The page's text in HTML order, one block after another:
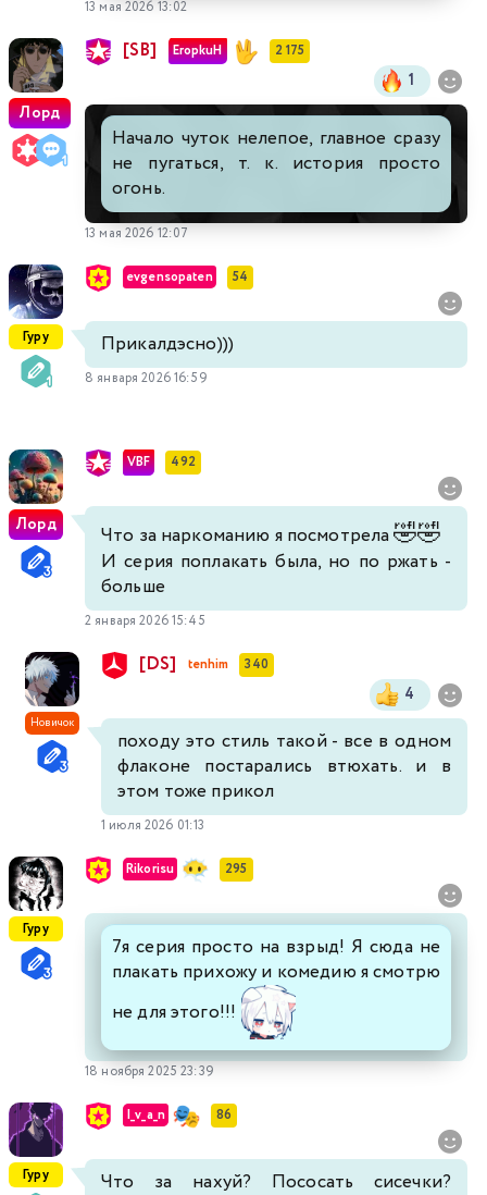
13 мая 2026 13:02
Лорд
[SB] EropkuH 2 175
1
Начало чуток нелепое, главное сразу
не пугаться, т. к. история просто
огонь.
13 мая 2026 12:07
Гуру
evgensopaten 54
Прикалдэсно)))
8 января 2026 16:59
Лорд
VBF 492
Что за наркоманию я посмотрела🤣🤣
И серия поплакать была, но по ржать -
больше
2 января 2026 15:45
Новичок
[DS] tenhim 340
4
походу это стиль такой - все в одном
флаконе постарались втюхать. и в
этом тоже прикол
1 июля 2026 01:13
Гуру
Rikorisu 295
7я серия просто на взрыд! Я сюда не
плакать прихожу и комедию я смотрю
не для этого!!!
18 ноября 2025 23:39
Гуру
I_v_a_n 86
Что за нахуй? Пососать сисечки?